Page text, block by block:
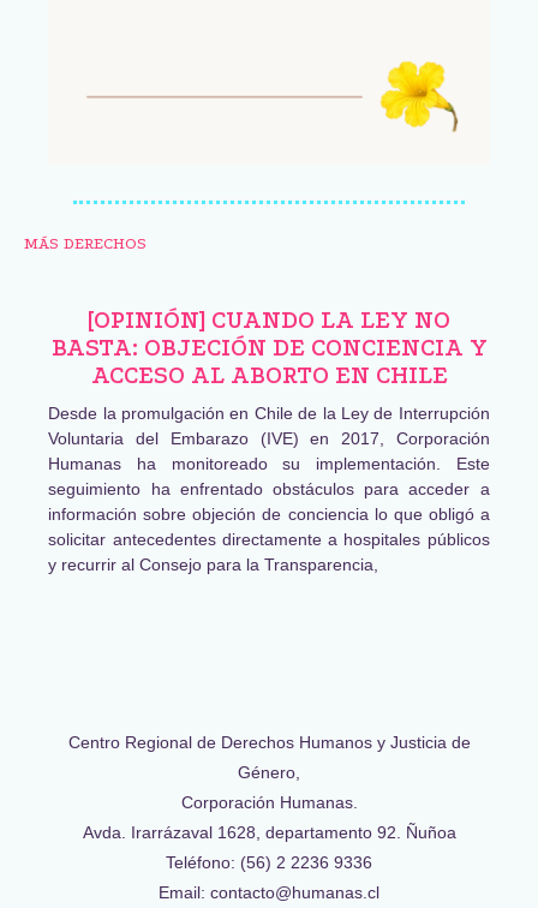
MÁS DERECHOS
[OPINIÓN] CUANDO LA LEY NO
BASTA: OBJECIÓN DE CONCIENCIA Y
ACCESO AL ABORTO EN CHILE
Desde la promulgación en Chile de la Ley de Interrupción
Voluntaria del Embarazo (IVE) en 2017, Corporación
Humanas ha monitoreado su implementación. Este
seguimiento ha enfrentado obstáculos para acceder a
información sobre objeción de conciencia lo que obligó a
solicitar antecedentes directamente a hospitales públicos
y recurrir al Consejo para la Transparencia,
Centro Regional de Derechos Humanos y Justicia de
Género,
Corporación Humanas.
Avda. Irarrázaval 1628, departamento 92. Ñuñoa
Teléfono: (56) 2 2236 9336
Email: contacto@humanas.cl